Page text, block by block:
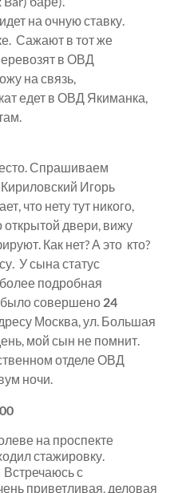
на очную ставку.
Сажают в тот же
в ОВД
на связь,
едет в ОВД Якиманка,
Спрашиваем
Игорь
что нету тут никого,
двери, вижу
Как нет? А это кто?
У сына статус
подробная
совершено 24
Москва, ул. Большая
мой сын не помнит.
отделе ОВД
ночи.
на проспекте
стажировку.
Встречаюсь с
приветливая, деловая